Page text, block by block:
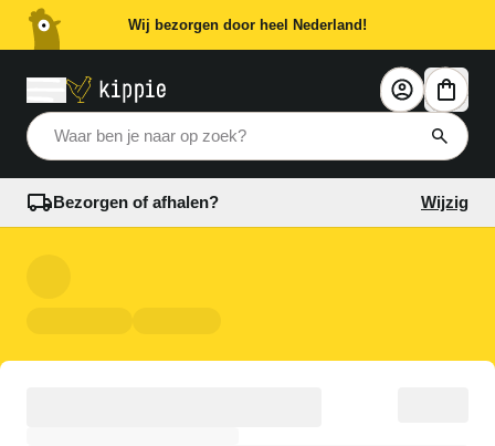
Wij bezorgen door heel Nederland!
Waar ben je naar op zoek?
Bezorgen of afhalen? Wijzig